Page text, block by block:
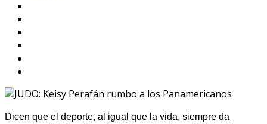
Dicen que el deporte, al igual que la vida, siempre da